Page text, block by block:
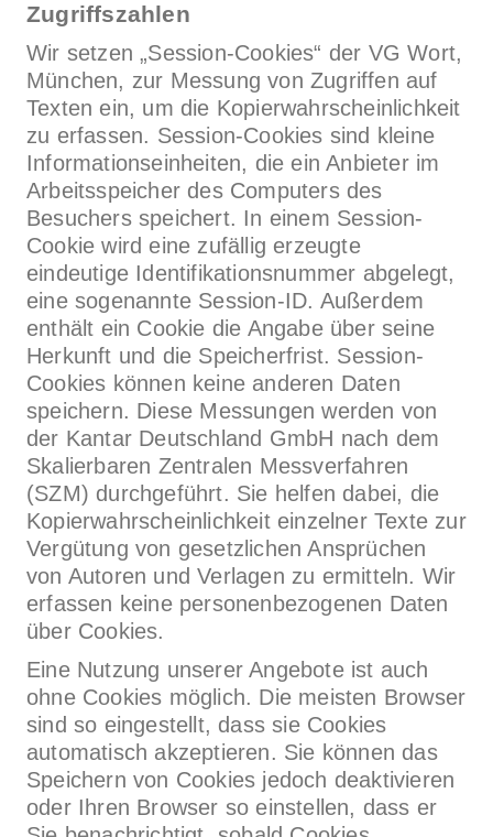
Zugriffszahlen
Wir setzen „Session-Cookies“ der VG Wort,
München, zur Messung von Zugriffen auf
Texten ein, um die Kopierwahrscheinlichkeit
zu erfassen. Session-Cookies sind kleine
Informationseinheiten, die ein Anbieter im
Arbeitsspeicher des Computers des
Besuchers speichert. In einem Session-
Cookie wird eine zufällig erzeugte
eindeutige Identifikationsnummer abgelegt,
eine sogenannte Session-ID. Außerdem
enthält ein Cookie die Angabe über seine
Herkunft und die Speicherfrist. Session-
Cookies können keine anderen Daten
speichern. Diese Messungen werden von
der Kantar Deutschland GmbH nach dem
Skalierbaren Zentralen Messverfahren
(SZM) durchgeführt. Sie helfen dabei, die
Kopierwahrscheinlichkeit einzelner Texte zur
Vergütung von gesetzlichen Ansprüchen
von Autoren und Verlagen zu ermitteln. Wir
erfassen keine personenbezogenen Daten
über Cookies.
Eine Nutzung unserer Angebote ist auch
ohne Cookies möglich. Die meisten Browser
sind so eingestellt, dass sie Cookies
automatisch akzeptieren. Sie können das
Speichern von Cookies jedoch deaktivieren
oder Ihren Browser so einstellen, dass er